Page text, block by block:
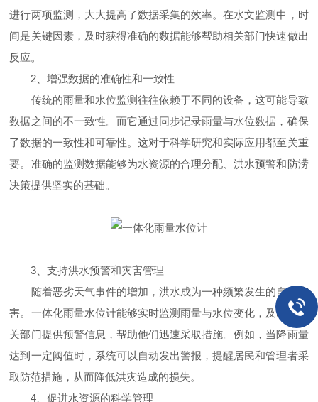
进行两项监测，大大提高了数据采集的效率。在水文监测中，时
间是关键因素，及时获得准确的数据能够帮助相关部门快速做出
反应。
2、增强数据的准确性和一致性
传统的雨量和水位监测往往依赖于不同的设备，这可能导致
数据之间的不一致性。而它通过同步记录雨量与水位数据，确保
了数据的一致性和可靠性。这对于科学研究和实际应用都至关重
要。准确的监测数据能够为水资源的合理分配、洪水预警和防涝
决策提供坚实的基础。
3、支持洪水预警和灾害管理
随着恶劣天气事件的增加，洪水成为一种频繁发生的自然灾
害。一体化雨量水位计能够实时监测雨量与水位变化，及时向相
关部门提供预警信息，帮助他们迅速采取措施。例如，当降雨量
达到一定阈值时，系统可以自动发出警报，提醒居民和管理者采
取防范措施，从而降低洪灾造成的损失。
4、促进水资源的科学管理